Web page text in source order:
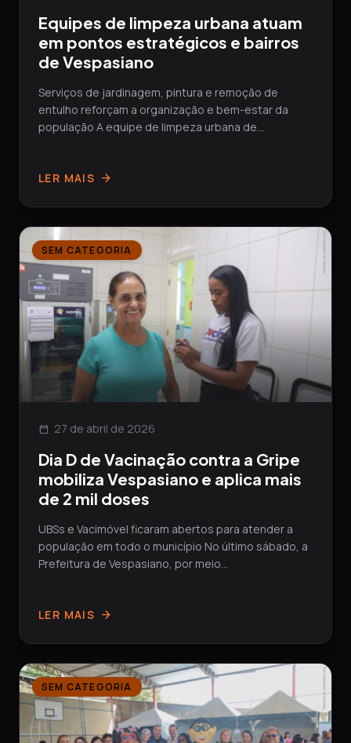
Equipes de limpeza urbana atuam
em pontos estratégicos e bairros
de Vespasiano
Serviços de jardinagem, pintura e remoção de
entulho reforçam a organização e bem-estar da
população A equipe de limpeza urbana de
LER MAIS arrow_forward
SEM CATEGORIA
calendar_today 27 de abril de 2026
Dia D de Vacinação contra a Gripe
mobiliza Vespasiano e aplica mais
de 2 mil doses
UBSs e Vacimóvel ficaram abertos para atender a
população em todo o município No último sábado, a
Prefeitura de Vespasiano, por meio...
LER MAIS arrow_forward
SEM CATEGORIA